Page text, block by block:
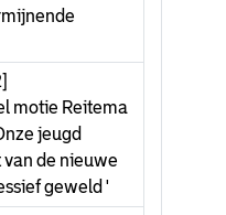
motie Reitema
jeugd
de nieuwe
geweld '